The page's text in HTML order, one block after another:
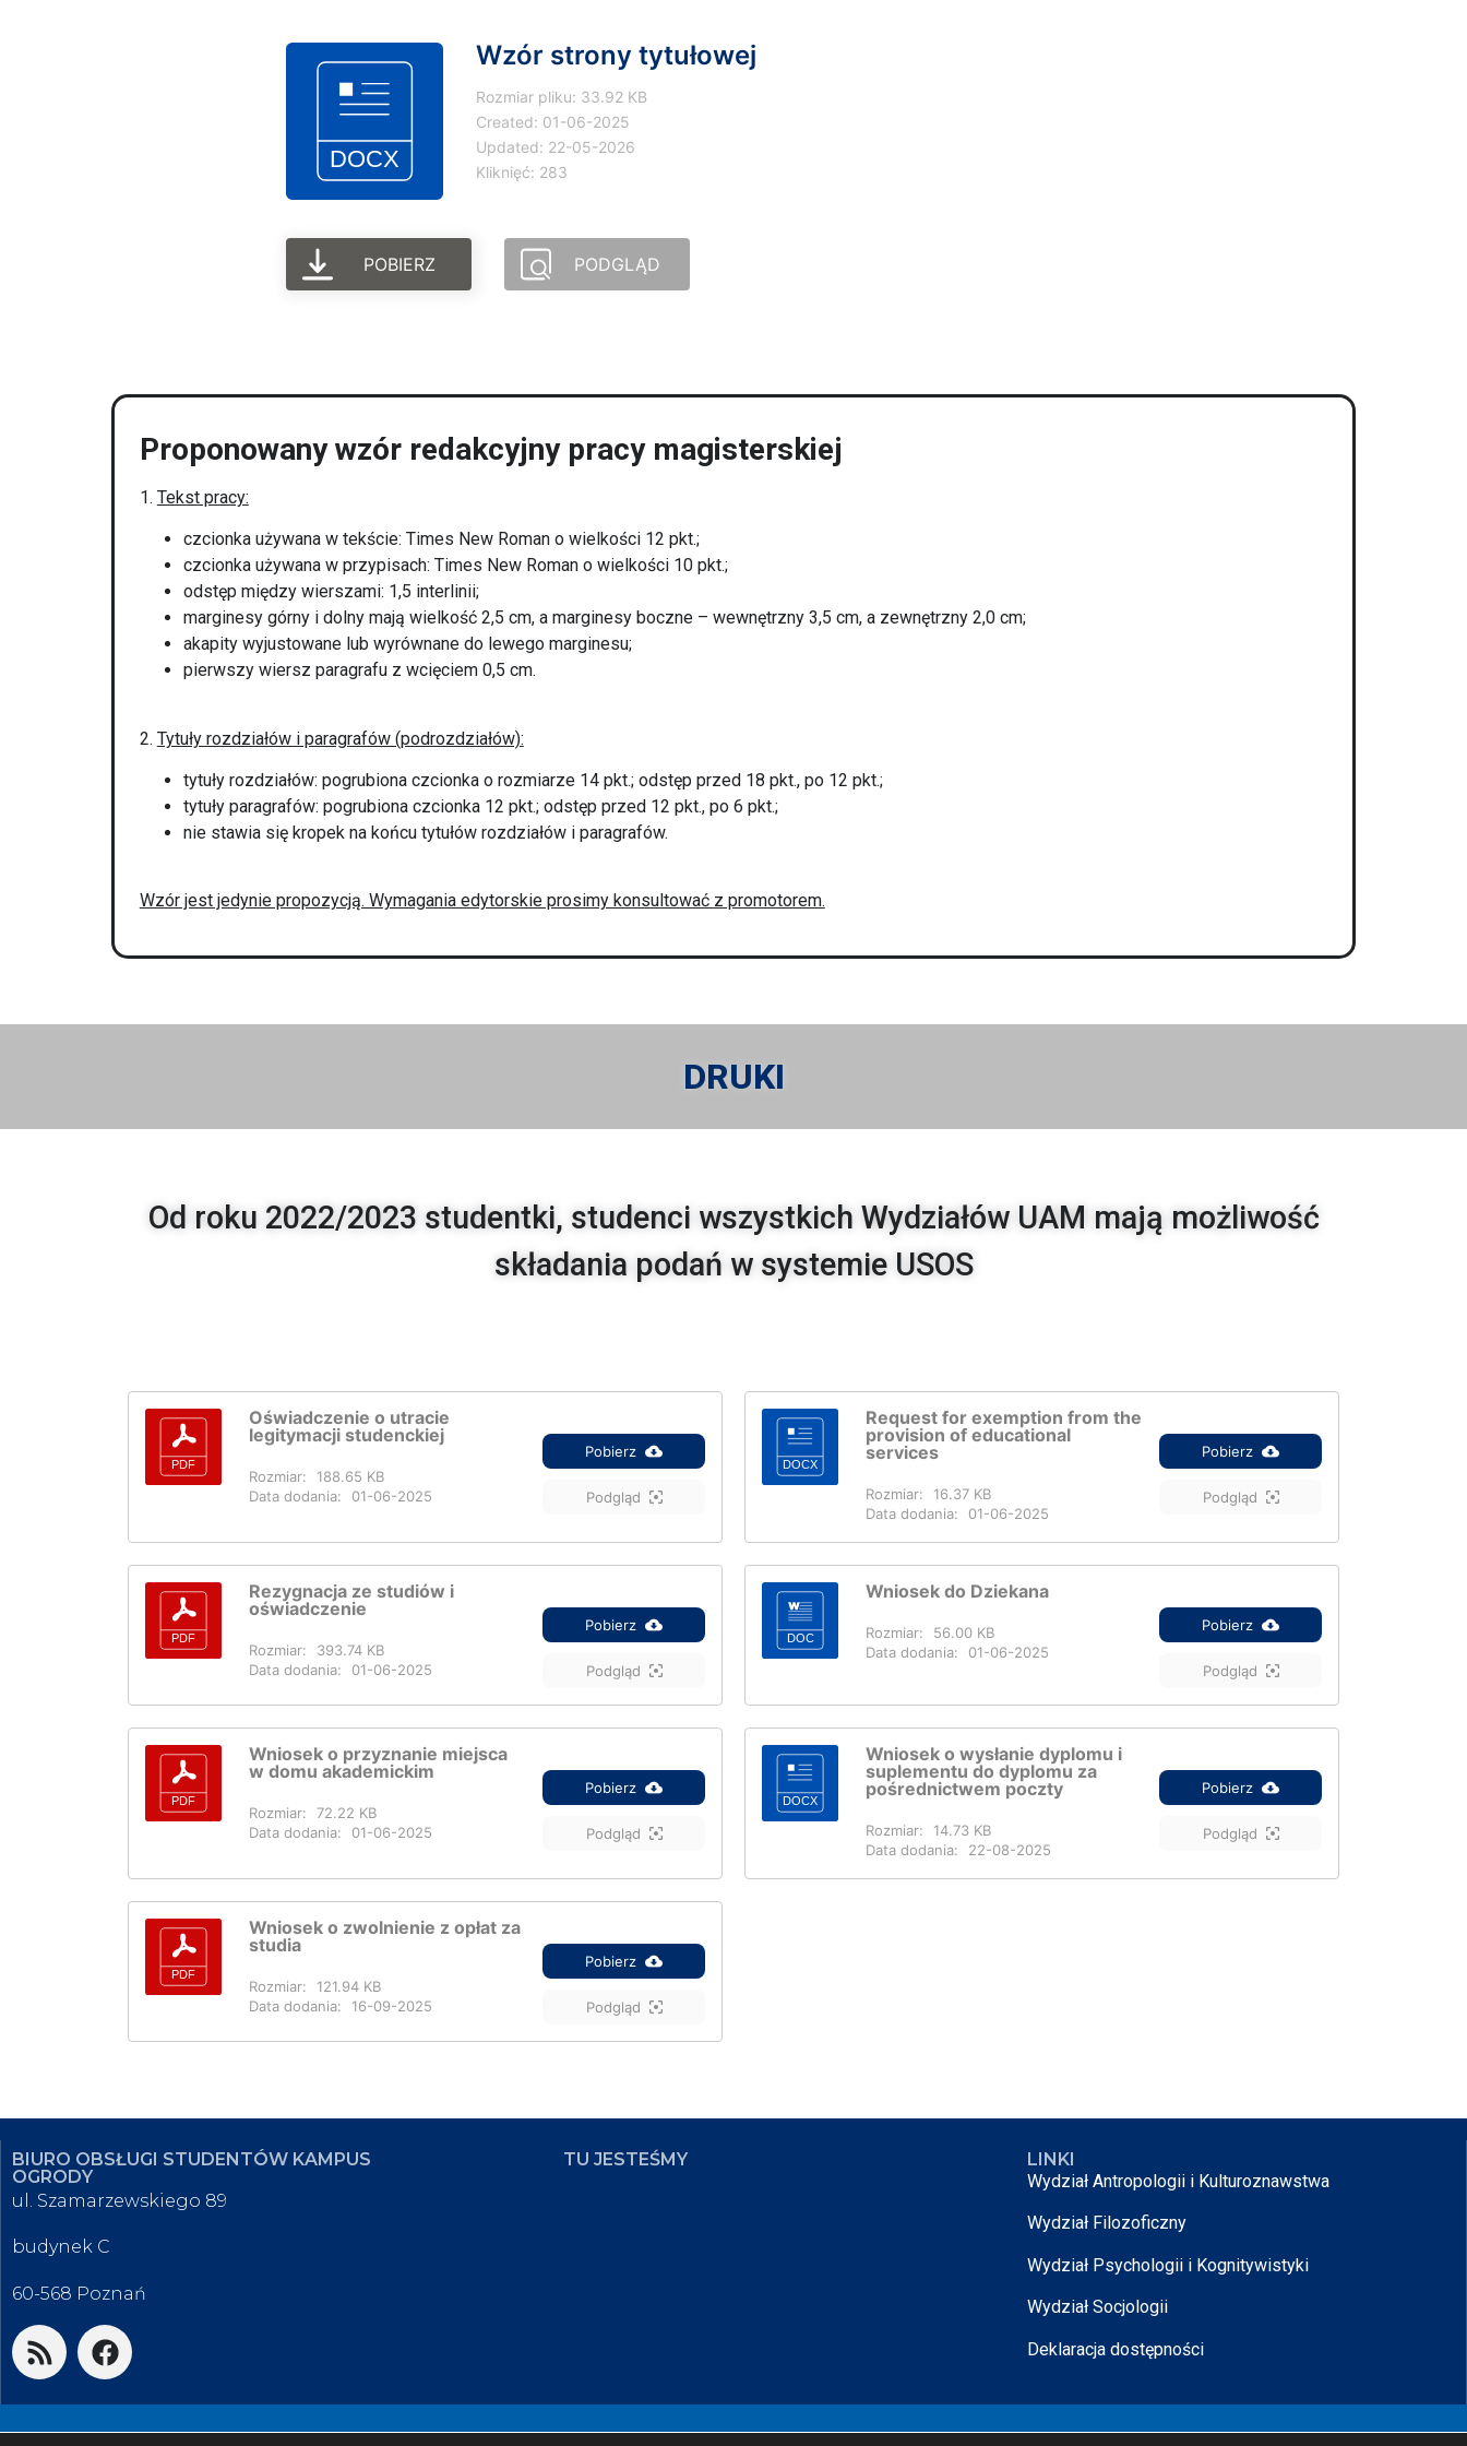
Wzór strony tytułowej
Rozmiar pliku: 33.92 KB
Created: 01-06-2025
Updated: 22-05-2026
Kliknięć: 283
POBIERZ PODGLĄD
Proponowany wzór redakcyjny pracy magisterskiej
1. Tekst pracy:
czcionka używana w tekście: Times New Roman o wielkości 12 pkt.;
czcionka używana w przypisach: Times New Roman o wielkości 10 pkt.;
odstęp między wierszami: 1,5 interlinii;
marginesy górny i dolny mają wielkość 2,5 cm, a marginesy boczne – wewnętrzny 3,5 cm, a zewnętrzny 2,0 cm;
akapity wyjustowane lub wyrównane do lewego marginesu;
pierwszy wiersz paragrafu z wcięciem 0,5 cm.
2. Tytuły rozdziałów i paragrafów (podrozdziałów):
tytuły rozdziałów: pogrubiona czcionka o rozmiarze 14 pkt.; odstęp przed 18 pkt., po 12 pkt.;
tytuły paragrafów: pogrubiona czcionka 12 pkt.; odstęp przed 12 pkt., po 6 pkt.;
nie stawia się kropek na końcu tytułów rozdziałów i paragrafów.
Wzór jest jedynie propozycją. Wymagania edytorskie prosimy konsultować z promotorem.
DRUKI
Od roku 2022/2023 studentki, studenci wszystkich Wydziałów UAM mają możliwość
składania podań w systemie USOS
Oświadczenie o utracie
legitymacji studenckiej
Rozmiar:
188.65 KB
Data dodania:
01-06-2025
Pobierz
Podgląd
Request for exemption from the
provision of educational
services
Rozmiar:
16.37 KB
Data dodania:
01-06-2025
Pobierz
Podgląd
Rezygnacja ze studiów i
oświadczenie
Rozmiar:
393.74 KB
Data dodania:
01-06-2025
Pobierz
Podgląd
Wniosek do Dziekana
Rozmiar:
56.00 KB
Data dodania:
01-06-2025
Pobierz
Podgląd
Wniosek o przyznanie miejsca
w domu akademickim
Rozmiar:
72.22 KB
Data dodania:
01-06-2025
Pobierz
Podgląd
Wniosek o wysłanie dyplomu i
suplementu do dyplomu za
pośrednictwem poczty
Rozmiar:
14.73 KB
Data dodania:
22-08-2025
Pobierz
Podgląd
Wniosek o zwolnienie z opłat za
studia
Rozmiar:
121.94 KB
Data dodania:
16-09-2025
Pobierz
Podgląd
BIURO OBSŁUGI STUDENTÓW KAMPUS
OGRODY
ul. Szamarzewskiego 89
budynek C
60-568 Poznań
TU JESTEŚMY
LINKI
Wydział Antropologii i Kulturoznawstwa
Wydział Filozoficzny
Wydział Psychologii i Kognitywistyki
Wydział Socjologii
Deklaracja dostępności
© 2026 Biuro Obsługi Studentów Kampus